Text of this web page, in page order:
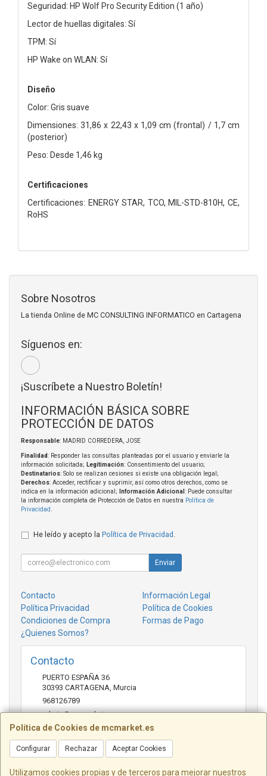
Seguridad: HP Wolf Pro Security Edition (1 año)
Lector de huellas digitales: Sí
TPM: Sí
HP Wake on WLAN: Sí
Diseño
Color: Gris suave
Dimensiones: 31,86 x 22,43 x 1,09 cm (frontal) / 1,7 cm
(posterior)
Peso: Desde 1,46 kg
Certificaciones
Certificaciones: ENERGY STAR, TCO, MIL-STD-810H, CE,
RoHS
Política de Cookies de mcmarket.es
Configurar Rechazar Aceptar Cookies
Utilizamos cookies propias y de terceros para mejorar nuestros
Sobre Nosotros
La tienda Online de MC CONSULTING INFORMATICO en Cartagena
Síguenos en:
¡Suscríbete a Nuestro Boletín!
INFORMACIÓN BÁSICA SOBRE
PROTECCIÓN DE DATOS
Responsable: MADRID CORREDERA, JOSE
Finalidad: Responder las consultas planteadas por el usuario y enviarle la
información solicitada; Legitimación: Consentimiento del usuario;
Destinatarios: Solo se realizan cesiones si existe una obligación legal;
Derechos: Acceder, rectificar y suprimir, así como otros derechos, como se
indica en la información adicional;
Información Adicional : Puede consultar
la información completa de Protección de Datos en nuestra Política de
Privacidad
He leído y acepto la Política de Privacidad
Enviar
Contacto
Información Legal
Política Privacidad
Política de Cookies
Condiciones de Compra
Formas de Pago
¿Quienes Somos?
Contacto
PUERTO ESPAÑA 36
30393 CARTAGENA Murcia
968126789
admin@mcmarket.es
Horario
09:00-14:00